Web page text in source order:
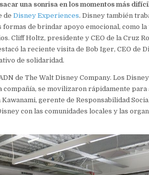
una sonrisa en los momentos más
de Disney Experiences. Disney también
de brindar apoyo emocional, como
Cliff Holtz, presidente y CEO de la Cruz
la reciente visita de Bob Iger, CEO de
de solidaridad.
de The Walt Disney Company. Los Disney
compañía, se movilizaron rápidamente
gerente de Responsabilidad
con las comunidades locales y las